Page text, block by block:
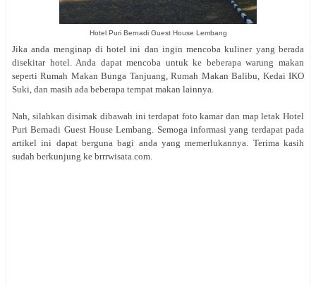
Hotel Puri Bernadi Guest House Lembang
Jika anda menginap di hotel ini dan ingin mencoba kuliner yang berada
disekitar hotel. Anda dapat mencoba untuk ke beberapa warung makan
seperti Rumah Makan Bunga Tanjuang, Rumah Makan Balibu, Kedai IKO
Suki, dan masih ada beberapa tempat makan lainnya.
Nah, silahkan disimak dibawah ini terdapat foto kamar dan map letak Hotel
Puri Bernadi Guest House Lembang. Semoga informasi yang terdapat pada
artikel ini dapat berguna bagi anda yang memerlukannya. Terima kasih
sudah berkunjung ke brrrwisata.com.